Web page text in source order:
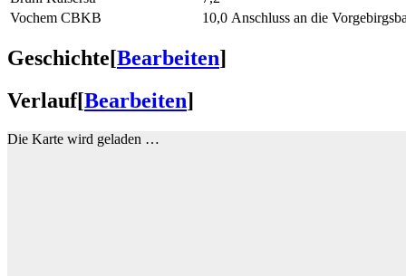
Vochem CBKB
10,0 Anschluss an die
Geschichte[Bearbeiten]
Verlauf[Bearbeiten]
Die Karte wird geladen …